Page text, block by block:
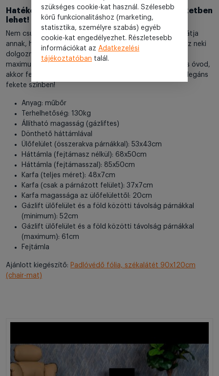
Hatékonyan dolgozni csak megfelelő környezetben
lehet!
Nem csupán a tested, hanem a teljesítményed is kárát látja
annak, ha nem megfelelő munkakörülmények között állsz neki
dolgozni. Éppen ezért, ha szeretnéd a munkahelyeden a
maximumot nyújtani, miközben még az egészségedet is óvod,
akkor feltétlenül szerezd be a főnöki irodai székünket, elegáns
fekete színben!
Anyag: műbőr
Terhelhetőség: 130kg
Állítható magasság (gázliftes)
Dönthető háttámlával
Ülőfelület (összerakva párnákkal): 53x43cm
Háttámla (fejtámasz nélkül): 68x50cm
Háttámla (fejtámasszal): 85x50cm
Karfa (teljes méret): 48x7cm
Karfa (csak a párnázott felület): 37x7cm
Karfa magassága az ülőfelülettől: 20cm
Gázlift ülőfelület és a föld közötti távolság párnákkal
(minimum): 52cm
Gázlift ülőfelület és a föld közötti távolság párnákkal
(maximum): 61cm
Fejtámla
Ajánlott kiegészítő: Padlóvédő fólia, székalátét 90x120cm
(chair-mat)
szükséges cookie-kat használ. Szélesebb
körű funkcionalitáshoz (marketing,
statisztika, személyre szabás) egyéb
cookie-kat engedélyezhet. Részletesebb
információkat az Adatkezelési
tájékoztatóban talál.